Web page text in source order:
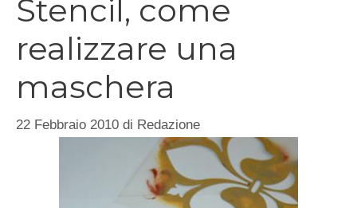
Stencil, come
realizzare una
maschera
22 Febbraio 2010 di Redazione